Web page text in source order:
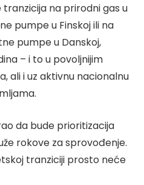
tranzicija na prirodni gas u
pumpe u Finskoj ili na
pumpe u Danskoj,
– i to u povoljnijim
ali i uz aktivnu nacionalnu
da bude prioritizacija
rokove za sprovođenje.
tranziciji prosto neće